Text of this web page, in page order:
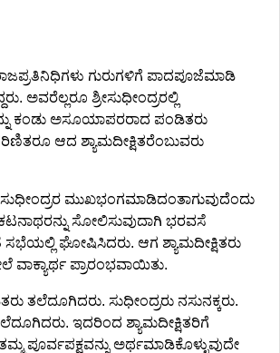
ಗುರುಗಳಿಗೆ ಪಾದಪೂಜೆಮಾಡಿ
ಅವರೆಲ್ಲರೂ ಶ್ರೀಸುಧೀಂದ್ರರಲ್ಲಿ
ಕಂಡು ಅಸೂಯಾಪರರಾದ ಪಂಡಿತರು
ಆದ ಶ್ಯಾಮದೀಕ್ಷಿತರೆಂಬುವರು
ಮುಖಭಂಗಮಾಡಿದಂತಾಗುವುದೆಂದು
ಸೋಲಿಸುವುದಾಗಿ ಭರವಸೆ
ಸಭೆಯಲ್ಲಿ ಘೋಷಿಸಿದರು. ಆಗ ಶ್ಯಾಮದೀಕ್ಷಿತರು
ವಾಕ್ಯಾರ್ಥ ಪ್ರಾರಂಭವಾಯಿತು.
ತಲೆದೂಗಿದರು. ಸುಧೀಂದ್ರರು ನಸುನಕ್ಕರು.
ಇದರಿಂದ ಶ್ಯಾಮದೀಕ್ಷಿತರಿಗೆ
ಪೂರ್ವಪಕ್ಷವನ್ನು ಅರ್ಥಮಾಡಿಕೊಳ್ಳುವುದೇ